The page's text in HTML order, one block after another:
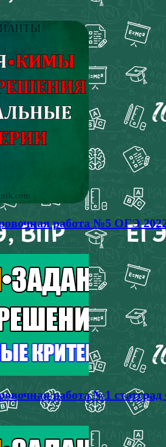
работа №5 ОГЭ
работа №1